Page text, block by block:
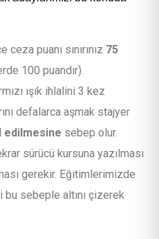
puanı sınırınız 75
100 puandır).
ışık ihlalini 3 kez
defalarca aşmak stajyer
edilmesine sebep olur.
sürücü kursuna yazılması
gerekir. Eğitimlerimizde
bu sebeple altını çizerek